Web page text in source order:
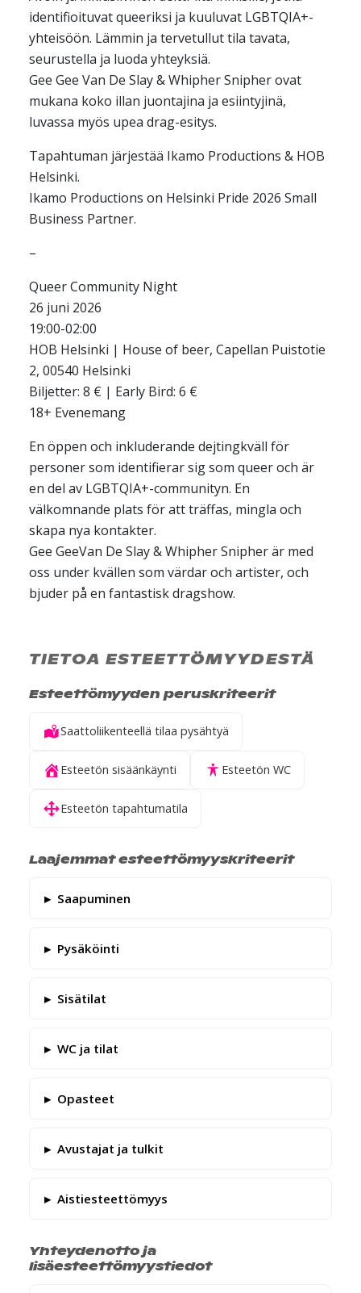
identifioituvat queeriksi ja kuuluvat LGBTQIA+-
yhteisöön. Lämmin ja tervetullut tila tavata,
seurustella ja luoda yhteyksiä.
Gee Gee Van De Slay & Whipher Snipher ovat
mukana koko illan juontajina ja esiintyjinä,
luvassa myös upea drag-esitys.
Tapahtuman järjestää Ikamo Productions & HOB
Helsinki.
Ikamo Productions on Helsinki Pride 2026 Small
Business Partner.
–
Queer Community Night
26 juni 2026
19:00-02:00
HOB Helsinki | House of beer, Capellan Puistotie
2, 00540 Helsinki
Biljetter: 8 € | Early Bird: 6 €
18+ Evenemang
En öppen och inkluderande dejtingkväll för
personer som identifierar sig som queer och är
en del av LGBTQIA+-communityn. En
välkomnande plats för att träffas, mingla och
skapa nya kontakter.
Gee GeeVan De Slay & Whipher Snipher är med
oss under kvällen som värdar och artister, och
bjuder på en fantastisk dragshow.
TIETOA ESTEETTÖMYYDESTÄ
Esteettömyyden peruskriteerit
Saattoliikenteellä tilaa pysähtyä
Esteetön sisäänkäynti Esteetön WC
Esteetön tapahtumatila
Laajemmat esteettömyyskriteerit
Saapuminen
Pysäköinti
Sisätilat
WC ja tilat
Opasteet
Avustajat ja tulkit
Aistiesteettömyys
Yhteydenotto ja
lisäesteettömyystiedot